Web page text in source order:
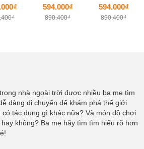
594.000₫
890.400₫
594.000₫
890.400₫
nhà ngoài trời được nhiều ba mẹ tìm
dàng di chuyển để khám phá thế giới
tác dụng gì khác nữa? Và món đồ chơi
không? Ba mẹ hãy tìm tìm hiểu rõ hơn